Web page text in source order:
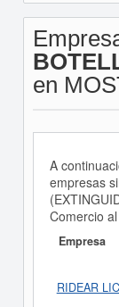
en
A
empresas
Comercio
Empresa
RIDEAR